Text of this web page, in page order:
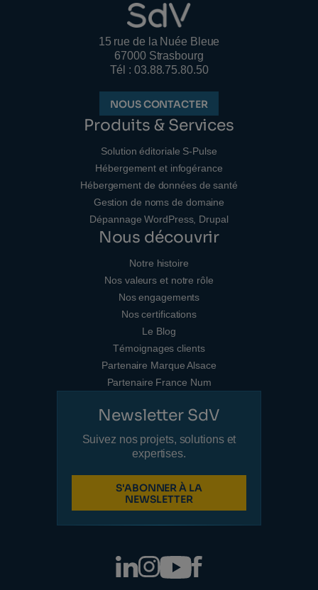
15 rue de la Nuée Bleue
67000 Strasbourg
Tél : 03.88.75.80.50
NOUS CONTACTER
Produits & Services
Solution éditoriale S-Pulse
Hébergement et infogérance
Hébergement de données de santé
Gestion de noms de domaine
Dépannage WordPress, Drupal
Nous découvrir
Notre histoire
Nos valeurs et notre rôle
Nos engagements
Nos certifications
Le Blog
Témoignages clients
Partenaire Marque Alsace
Partenaire France Num
Newsletter SdV
Suivez nos projets, solutions et
expertises.
S'ABONNER À LA
NEWSLETTER